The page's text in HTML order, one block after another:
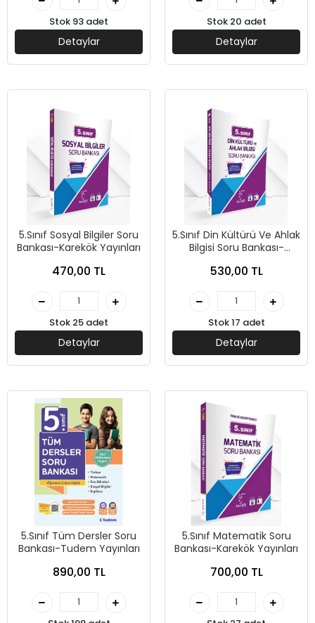
Stok 93 adet
Detaylar
Stok 20 adet
Detaylar
5.Sınıf Sosyal Bilgiler Soru
Bankası-Karekök Yayınları
470,00 TL
Stok 25 adet
Detaylar
5.Sınıf Din Kültürü Ve Ahlak
Bilgisi Soru Bankası-
530,00 TL
Stok 17 adet
Detaylar
5.Sınıf Tüm Dersler Soru
Bankası-Tudem Yayınları
890,00 TL
5.Sınıf Matematik Soru
Bankası-Karekök Yayınları
700,00 TL